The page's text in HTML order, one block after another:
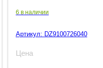
6 в наличии
Артикул: DZ9100726040
Цена